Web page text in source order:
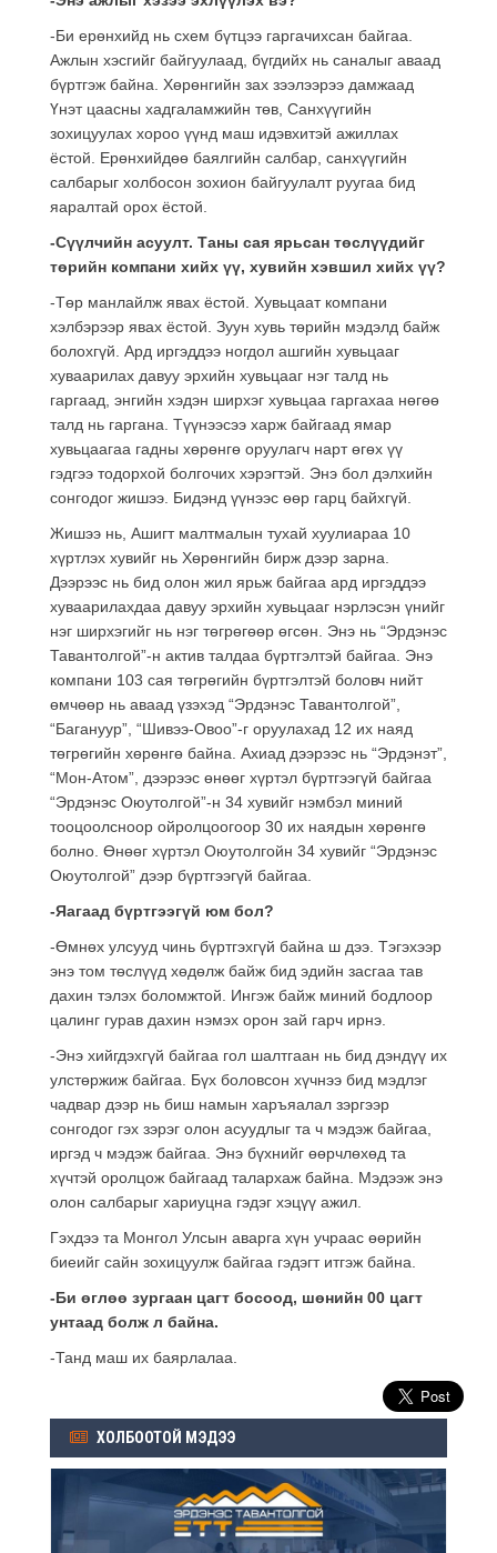
-Би ерөнхийд нь схем бүтцээ гаргачихсан байгаа.
Ажлын хэсгийг байгуулаад, бүгдийх нь саналыг аваад
бүртгэж байна. Хөрөнгийн зах зээлээрээ дамжаад
Үнэт цаасны хадгаламжийн төв, Санхүүгийн
зохицуулах хороо үүнд маш идэвхитэй ажиллах
ёстой. Ерөнхийдөө баялгийн салбар, санхүүгийн
салбарыг холбосон зохион байгуулалт руугаа бид
яаралтай орох ёстой.
-Сүүлчийн асуулт. Таны сая ярьсан төслүүдийг
төрийн компани хийх үү, хувийн хэвшил хийх үү?
-Төр манлайлж явах ёстой. Хувьцаат компани
хэлбэрээр явах ёстой. Зуун хувь төрийн мэдэлд байж
болохгүй. Ард иргэддээ ногдол ашгийн хувьцааг
хуваарилах давуу эрхийн хувьцааг нэг талд нь
гаргаад, энгийн хэдэн ширхэг хувьцаа гаргахаа нөгөө
талд нь гаргана. Түүнээсээ харж байгаад ямар
хувьцаагаа гадны хөрөнгө оруулагч нарт өгөх үү
гэдгээ тодорхой болгочих хэрэгтэй. Энэ бол дэлхийн
сонгодог жишээ. Бидэнд үүнээс өөр гарц байхгүй.
Жишээ нь, Ашигт малтмалын тухай хуулиараа 10
хүртлэх хувийг нь Хөрөнгийн бирж дээр зарна.
Дээрээс нь бид олон жил ярьж байгаа ард иргэддээ
хуваарилахдаа давуу эрхийн хувьцааг нэрлэсэн үнийг
нэг ширхэгийг нь нэг төгрөгөөр өгсөн. Энэ нь “Эрдэнэс
Тавантолгой”-н актив талдаа бүртгэлтэй байгаа. Энэ
компани 103 сая төгрөгийн бүртгэлтэй боловч нийт
өмчөөр нь аваад үзэхэд “Эрдэнэс Тавантолгой”,
“Багануур”, “Шивээ-Овоо”-г оруулахад 12 их наяд
төгрөгийн хөрөнгө байна. Ахиад дээрээс нь “Эрдэнэт”,
“Мон-Атом”, дээрээс өнөөг хүртэл бүртгээгүй байгаа
“Эрдэнэс Оюутолгой”-н 34 хувийг нэмбэл миний
тооцоолсноор ойролцоогоор 30 их наядын хөрөнгө
болно. Өнөөг хүртэл Оюутолгойн 34 хувийг “Эрдэнэс
Оюутолгой” дээр бүртгээгүй байгаа.
-Яагаад бүртгээгүй юм бол?
-Өмнөх улсууд чинь бүртгэхгүй байна ш дээ. Тэгэхээр
энэ том төслүүд хөдөлж байж бид эдийн засгаа тав
дахин тэлэх боломжтой. Ингэж байж миний бодлоор
цалинг гурав дахин нэмэх орон зай гарч ирнэ.
-Энэ хийгдэхгүй байгаа гол шалтгаан нь бид дэндүү их
улстөржиж байгаа. Бүх боловсон хүчнээ бид мэдлэг
чадвар дээр нь биш намын харъяалал зэргээр
сонгодог гэх зэрэг олон асуудлыг та ч мэдэж байгаа,
иргэд ч мэдэж байгаа. Энэ бүхнийг өөрчлөхөд та
хүчтэй оролцож байгаад талархаж байна. Мэдээж энэ
олон салбарыг хариуцна гэдэг хэцүү ажил.
Гэхдээ та Монгол Улсын аварга хүн учраас өөрийн
биеийг сайн зохицуулж байгаа гэдэгт итгэж байна.
-Би өглөө зургаан цагт босоод, шөнийн 00 цагт
унтаад болж л байна.
-Танд маш их баярлалаа.
ХОЛБООТОЙ МЭДЭЭ